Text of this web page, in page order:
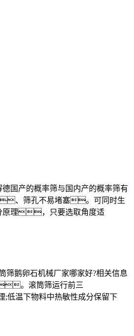
国产的概率筛与国内产的概率筛有
、筛孔不易堵塞。可同时生
原理，只要选取角度适
鹅卵石机械厂家哪家好?相关信息
。滚筒筛运行前三
温下物料中热敏性成分保留下